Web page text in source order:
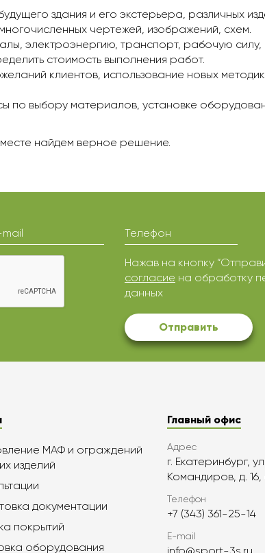
здания и его экстерьера, различных
чертежей, изображений, схем.
электроэнергию, транспорт, рабочую силу,
стоимость выполнения работ.
клиентов, использование новых
по выбору материалов, установке
найдем верное решение.
mail Телефон
Нажав на кнопку
согласие на обработку
данных
Отправить
МАФ и ограждений
изделий
документации
покрытий
оборудования
Главный офис
Адрес
г. Екатеринбург,
Командиров, д. 16,
Телефон
+7 (343) 361-25-14
E-mail